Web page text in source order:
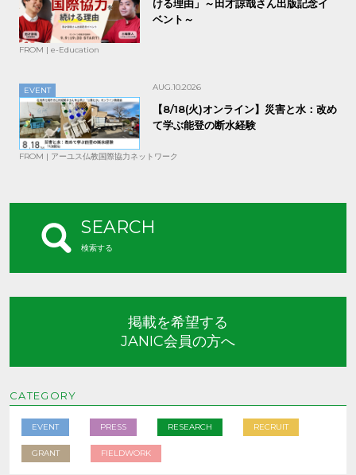
ける理由」～田才諒哉さん出版記念イ
ベント～
FROM | e-Education
EVENT AUG.10.2026
【8/18(火)オンライン】災害と水：改め
て学ぶ能登の断水経験
FROM | アーユス仏教国際協力ネットワーク
SEARCH
検索する
掲載を希望する
JANIC会員の方へ
CATEGORY
EVENT PRESS RESEARCH RECRUIT
GRANT FIELDWORK